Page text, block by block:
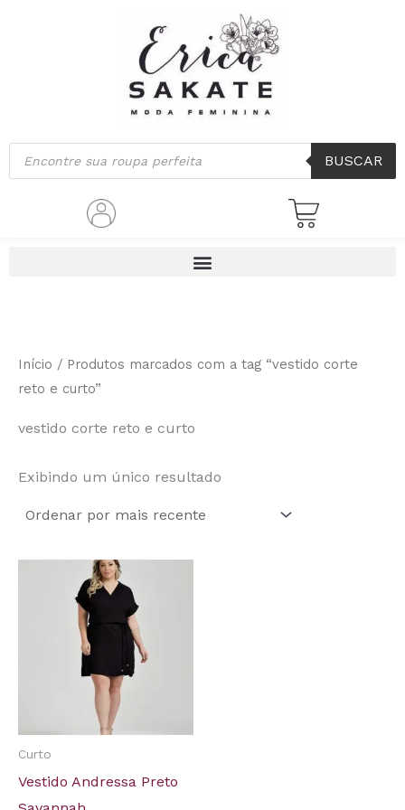
Pesquisar
produtos
BUSCAR
Início / Produtos marcados com a tag “vestido corte
reto e curto”
vestido corte reto e curto
Exibindo um único resultado
Curto
Vestido Andressa Preto